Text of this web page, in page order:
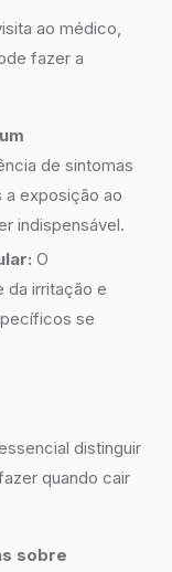
ao médico,
fazer a
de sintomas
a exposição ao
indispensável.
O
da irritação e
se
distinguir
quando cair
sobre